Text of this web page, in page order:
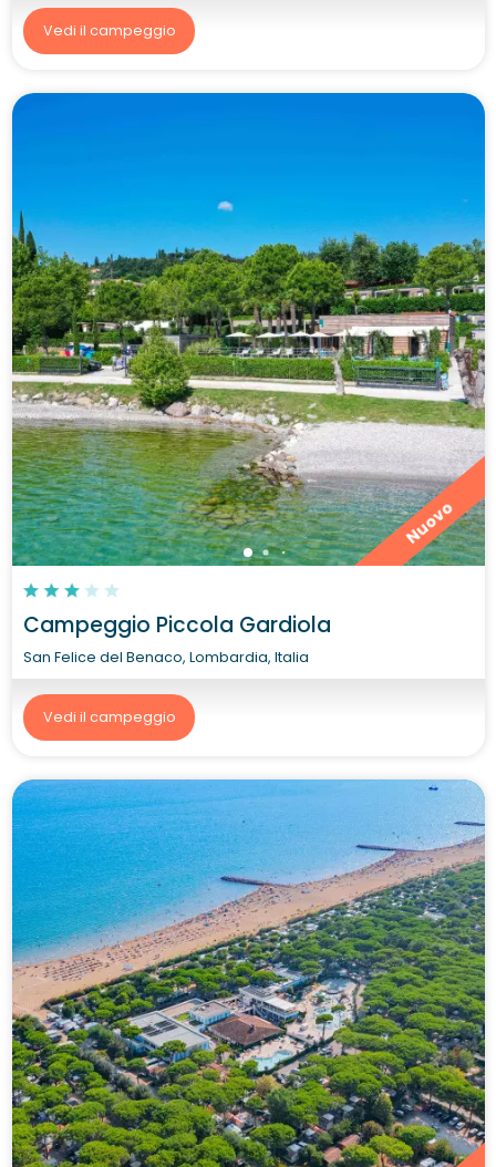
Vedi il campeggio
Nuovo
Campeggio Piccola Gardiola
San Felice del Benaco, Lombardia, Italia
Vedi il campeggio